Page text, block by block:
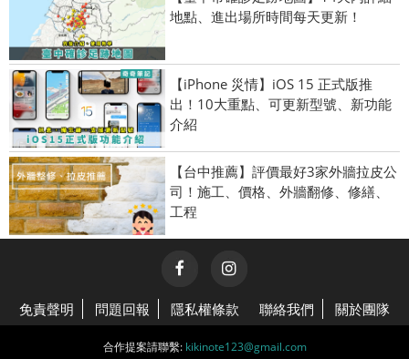
地點、進出場所時間每天更新！
【iPhone 災情】iOS 15 正式版推
出！10大重點、可更新型號、新功能
介紹
【台中推薦】評價最好3家外牆拉皮公
司！施工、價格、外牆翻修、修繕、
工程
免責聲明 問題回報 隱私權條款 聯絡我們 關於團隊
合作提案請聯繫: kikinote123@gmail.com